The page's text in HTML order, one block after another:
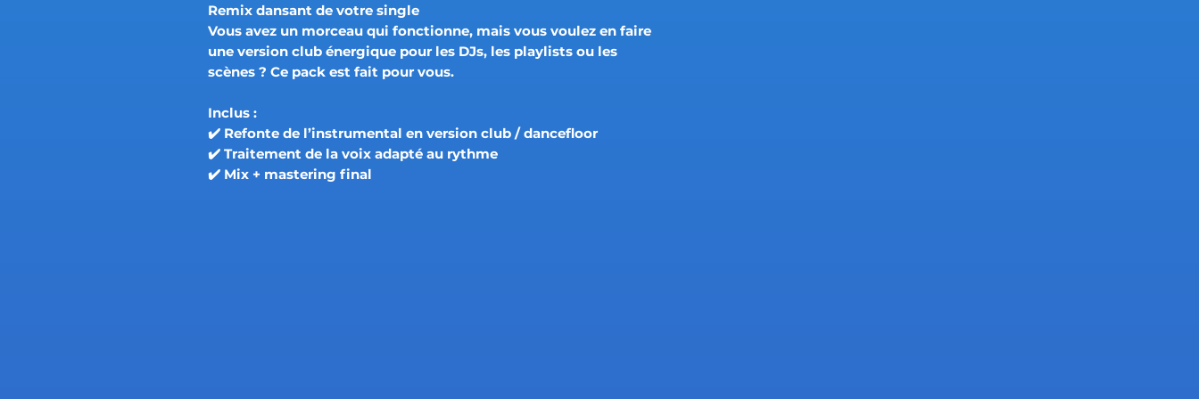
Remix dansant de votre single
Vous avez un morceau qui fonctionne, mais vous voulez en faire
une version club énergique pour les DJs, les playlists ou les
scènes ? Ce pack est fait pour vous.
Inclus :
✔️ Refonte de l’instrumental en version club / dancefloor
✔️ Traitement de la voix adapté au rythme
✔️ Mix + mastering final